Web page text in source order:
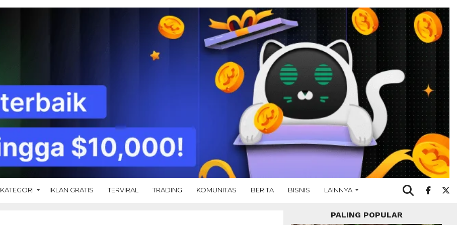
KATEGORI IKLAN GRATIS TERVIRAL TRADING KOMUNITAS BERITA BISNIS LAINNYA
PALING POPULAR